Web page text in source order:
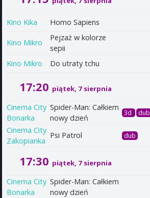
Kino Kika Homo Sapiens
Kino Mikro
Pejzaż w kolorze
sepii
Kino Mikro Do utraty tchu
17:20 piątek, 7 sierpnia
Cinema City
Bonarka
Spider-Man: Całkiem
nowy dzień
3d dub
Cinema City
Zakopianka
Psi Patrol dub
17:30 piątek, 7 sierpnia
Cinema City
Bonarka
Spider-Man: Całkiem
nowy dzień